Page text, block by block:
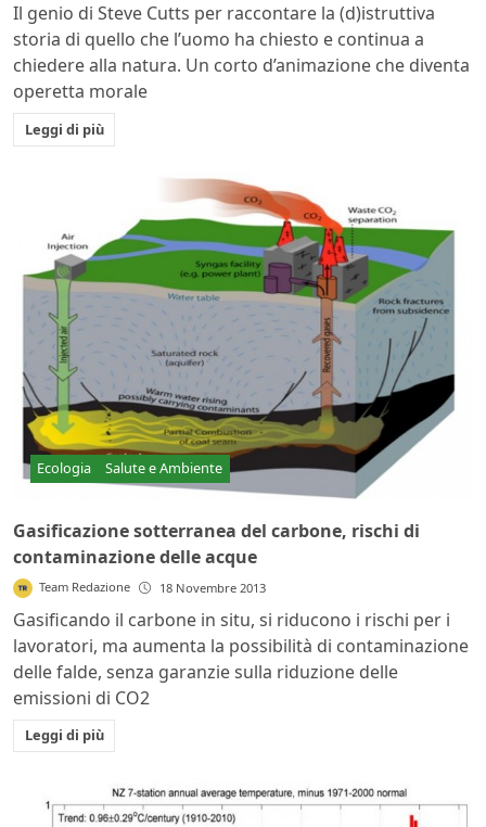
Il genio di Steve Cutts per raccontare la (d)istruttiva
storia di quello che l’uomo ha chiesto e continua a
chiedere alla natura. Un corto d’animazione che diventa
operetta morale
Leggi di più
Ecologia Salute e Ambiente
Gasificazione sotterranea del carbone, rischi di
contaminazione delle acque
Team Redazione 18 Novembre 2013
Gasificando il carbone in situ, si riducono i rischi per i
lavoratori, ma aumenta la possibilità di contaminazione
delle falde, senza garanzie sulla riduzione delle
emissioni di CO2
Leggi di più